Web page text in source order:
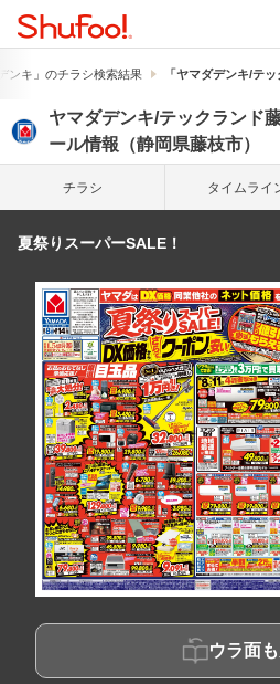
ンキ」のチラシ検索結果 「ヤマダデンキ/テ
ヤマダデンキ/テックランド
ール情報（静岡県藤枝市）
チラシ タイム ライ
夏祭りスーパーSALE！
ウラ面